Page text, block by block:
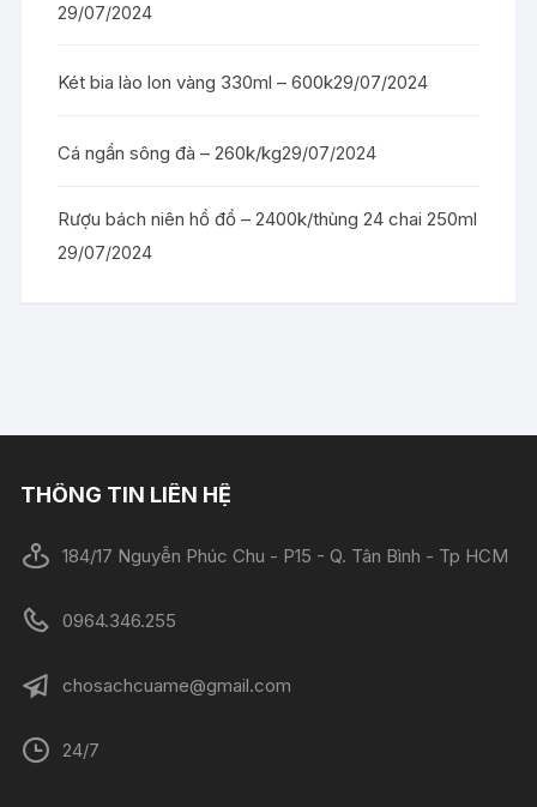
29/07/2024
Két bia lào lon vàng 330ml – 600k29/07/2024
Cá ngần sông đà – 260k/kg29/07/2024
Rượu bách niên hồ đồ – 2400k/thùng 24 chai 250ml
29/07/2024
THÔNG TIN LIÊN HỆ
184/17 Nguyễn Phúc Chu - P15 - Q. Tân Bình - Tp HCM
0964.346.255
chosachcuame@gmail.com
24/7